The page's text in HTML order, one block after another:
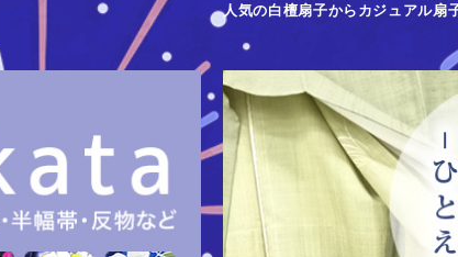
人気の白檀扇子からカジュアル扇